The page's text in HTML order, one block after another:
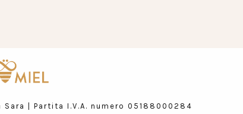
Sara | Partita I.V.A. numero 05188000284